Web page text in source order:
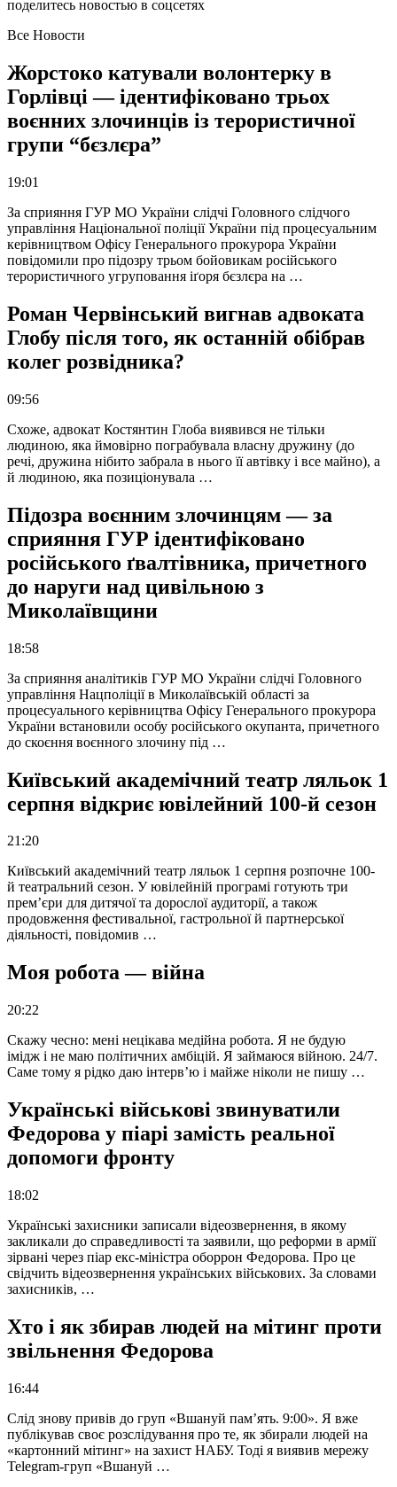
поделитесь новостью в соцсетях
Все Новости
Жорстоко катували волонтерку в
Горлівці — ідентифіковано трьох
воєнних злочинців із терористичної
групи “бєзлєра”
19:01
За сприяння ГУР МО України слідчі Головного слідчого
управління Національної поліції України під процесуальним
керівництвом Офісу Генерального прокурора України
повідомили про підозру трьом бойовикам російського
терористичного угруповання іґоря бєзлєра на …
Роман Червінський вигнав адвоката
Глобу після того, як останній обібрав
колег розвідника?
09:56
Схоже, адвокат Костянтин Глоба виявився не тільки
людиною, яка ймовірно пограбувала власну дружину (до
речі, дружина нібито забрала в нього її автівку і все майно), а
й людиною, яка позиціонувала …
Підозра воєнним злочинцям — за
сприяння ГУР ідентифіковано
російського ґвалтівника, причетного
до наруги над цивільною з
Миколаївщини
18:58
За сприяння аналітиків ГУР МО України слідчі Головного
управління Нацполіції в Миколаївській області за
процесуального керівництва Офісу Генерального прокурора
України встановили особу російського окупанта, причетного
до скоєння воєнного злочину під …
Київський академічний театр ляльок 1
серпня відкриє ювілейний 100-й сезон
21:20
Київський академічний театр ляльок 1 серпня розпочне 100-
й театральний сезон. У ювілейній програмі готують три
прем’єри для дитячої та дорослої аудиторії, а також
продовження фестивальної, гастрольної й партнерської
діяльності, повідомив …
Моя робота — війна
20:22
Скажу чесно: мені нецікава медійна робота. Я не будую
імідж і не маю політичних амбіцій. Я займаюся війною. 24/7.
Саме тому я рідко даю інтерв’ю і майже ніколи не пишу …
Українські військові звинуватили
Федорова у піарі замість реальної
допомоги фронту
18:02
Українські захисники записали відеозвернення, в якому
закликали до справедливості та заявили, що реформи в армії
зірвані через піар екс-міністра оборрон Федорова. Про це
свідчить відеозвернення українських військових. За словами
захисників, …
Хто і як збирав людей на мітинг проти
звільнення Федорова
16:44
Слід знову привів до груп «Вшануй пам’ять. 9:00». Я вже
публікував своє розслідування про те, як збирали людей на
«картонний мітинг» на захист НАБУ. Тоді я виявив мережу
Telegram-груп «Вшануй …